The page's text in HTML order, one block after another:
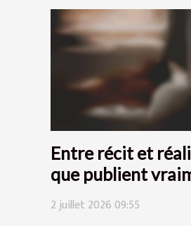
Entre récit et
que publient
guides de sorties
2 juillet 2026 09:55